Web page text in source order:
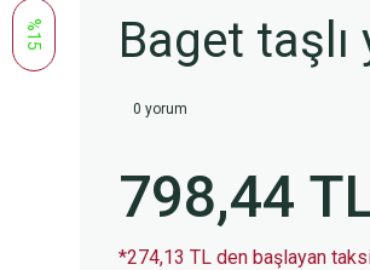
%15 Baget taşlı
0 yorum
798,44
*274,13 TL den başlayan